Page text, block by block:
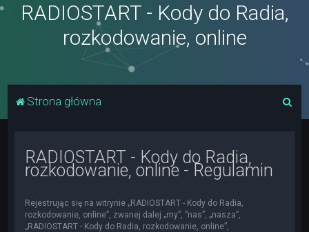
RADIOSTART - Kody do Radia,
rozkodowanie, online
Strona główna
RADIOSTART - Kody do Radia,
rozkodowanie, online - Regulamin
Rejestrując się na witrynie „RADIOSTART - Kody do Radia,
rozkodowanie, online”, zwanej dalej „my”, ”nas”, „nasza”,
„RADIOSTART - Kody do Radia, rozkodowanie, online”,